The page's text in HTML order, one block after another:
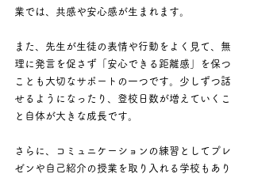
業では、共感や安心感が生まれます。
また、先生が生徒の表情や行動をよく見て、無
理に発言を促さず「安心できる距離感」を保つ
ことも大切なサポートの一つです。少しずつ話
せるようになったり、登校日数が増えていくこ
と自体が大きな成長です。
さらに、コミュニケーションの練習としてプレ
ゼンや自己紹介の授業を取り入れる学校もあり